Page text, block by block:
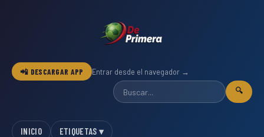
📲 DESCARGAR APP Entrar desde el navegador →
🔍
INICIO ETIQUETAS ▾